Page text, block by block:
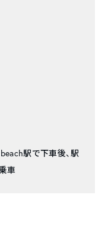
beach駅で下車後、駅
車